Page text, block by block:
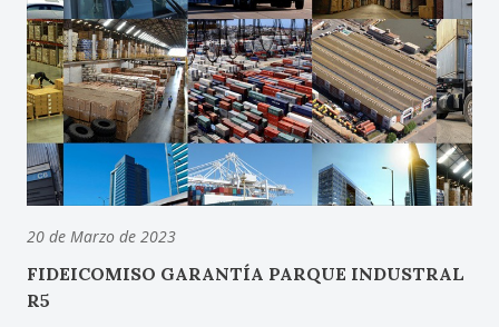
20 de Marzo de 2023
FIDEICOMISO GARANTÍA PARQUE INDUSTRAL
R5